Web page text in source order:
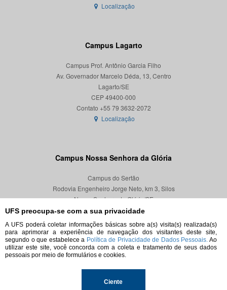
UFS preocupa-se com a sua privacidade
A UFS poderá coletar informações básicas sobre a(s) visita(s) realizada(s)
para aprimorar a experiência de navegação dos visitantes deste site,
segundo o que estabelece a Política de Privacidade de Dados Pessoais. Ao
utilizar este site, você concorda com a coleta e tratamento de seus dados
pessoais por meio de formulários e cookies.
Ciente
Localização
Campus Lagarto
Campus Prof. Antônio Garcia Filho
Av. Governador Marcelo Déda, 13, Centro
Lagarto/SE
CEP 49400-000
Localização
Campus Nossa Senhora da Glória
Campus do Sertão
Rodovia Engenheiro Jorge Neto, km 3, Silos
Nossa Senhora da Glória/SE
CEP 49680-000
Localização
© 2026. Todos os direitos reservados.